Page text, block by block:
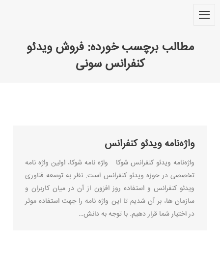
مطالب برچسب خورده:فروش ویدئو
کنفرانس سونی
واژه‌نامه ویدئو کنفرانس
واژه‌نامه ویدئو کنفرانس شوکا واژه نامه شوکا، اولین واژه نامه
تخصصی در حوزه ویدئو کنفرانس است. نظر به توسعه فناوری
ویدئو کنفرانس و استفاده روز افزون از آن در میان کاربران و
سازمان ها، بر آن شدیم تا این واژه نامه را جهت استفاده موثر
در اختیار شما قرار دهیم. با توجه به دانش…